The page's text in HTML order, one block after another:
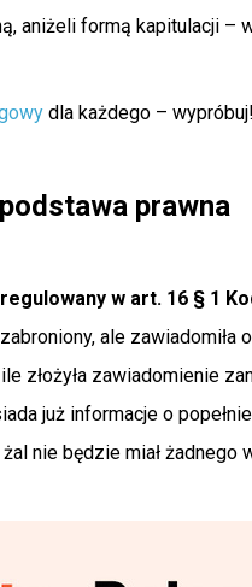
aniżeli formą kapitulacji –
dla każdego – wypróbuj!
prawna
w art. 16 § 1
ale
złożyła zawiadomienie
już informacje o
nie będzie miał żadnego